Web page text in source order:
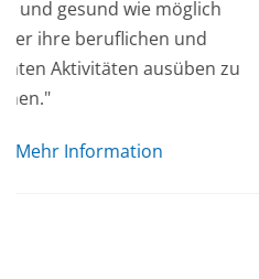
Erkrankungen
und zielgerichtet